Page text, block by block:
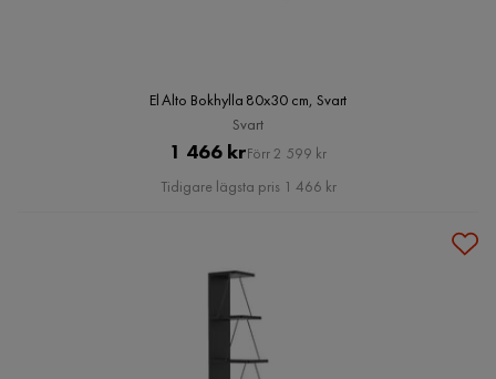
El Alto Bokhylla 80x30 cm, Svart
Svart
Pris
1 466 krOriginal
Pris
Förr 2 599 kr
Tidigare lägsta pris 1 466 kr